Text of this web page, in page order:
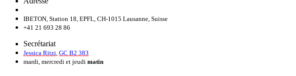
IBETON, Station 18, EPFL, CH-1015 Lausanne, Suisse
+41 21 693 28 86
Secrétariat
Jessica Ritzi GC B2 383
mardi, mercredi et jeudi matin